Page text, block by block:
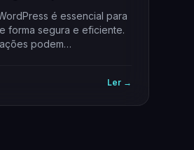
é essencial para
forma segura e eficiente.
podem…
Ler →